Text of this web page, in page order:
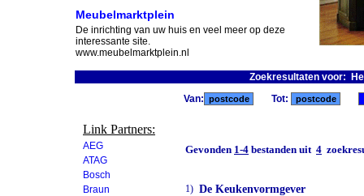
Meubelmarktplein
De inrichting van uw huis en veel meer op deze
interessante site.
www.meubelmarktplein.nl
Zoekresultaten voor:
Link Partners:
AEG
ATAG
Bosch
Braun
Van: Tot:
Gevonden 1-4 bestanden uit 4
1) De Keukenvormgever